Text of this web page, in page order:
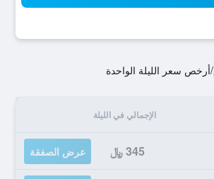
/أرخص سعر الليلة الواحدة
الإجمالي في الليلة
345 ﷼ عرض الصفقة